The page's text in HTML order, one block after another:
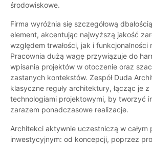
środowiskowe.
Firma wyróżnia się szczegółową
element, akcentując najwyższą jakość
względem trwałości, jak i funkcjonalności
Pracownia dużą wagę przywiązuje do
wpisania projektów w otoczenie oraz
zastanych kontekstów. Zespół Duda
klasyczne reguły architektury, łącząc je
technologiami projektowymi, by tworzyć
zarazem ponadczasowe realizacje.
Architekci aktywnie uczestniczą w całym
inwestycyjnym: od koncepcji, poprzez